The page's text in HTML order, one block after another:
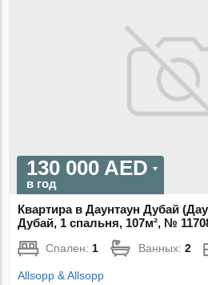
130 000 AED
в год
Квартира в Даунтаун Дубай
Дубай, 1 спальня, 107м², №
Спален: 1 Ванных:2
Allsopp & Allsopp